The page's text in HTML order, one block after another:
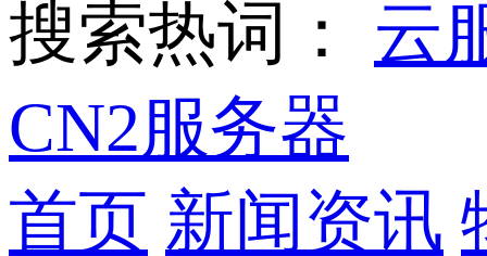
搜索热词： 云
CN2服务器
首页 新闻资讯